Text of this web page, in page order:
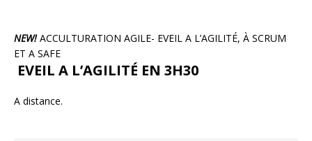
NEW!ACCULTURATION AGILE- EVEIL A L’AGILITÉ, À SCRUM
ET A SAFE
EVEIL A L’AGILITÉ EN 3H30
A distance.